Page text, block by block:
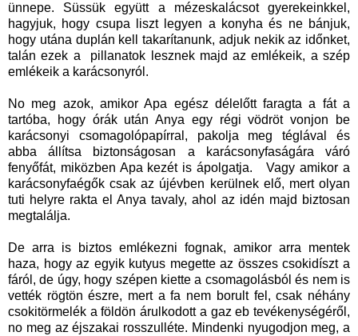
ünnepe. Süssük együtt a mézeskalácsot gyerekeinkkel,
hagyjuk, hogy csupa liszt legyen a konyha és ne bánjuk,
hogy utána duplán kell takarítanunk, adjuk nekik az időnket,
talán ezek a pillanatok lesznek majd az emlékeik, a szép
emlékeik a karácsonyról.
No meg azok, amikor Apa egész délelőtt faragta a fát a
tartóba, hogy órák után Anya egy régi vödröt vonjon be
karácsonyi csomagolópapírral, pakolja meg téglával és
abba állítsa biztonságosan a karácsonyfaságára váró
fenyőfát, miközben Apa kezét is ápolgatja. Vagy amikor a
karácsonyfaégők csak az újévben kerülnek elő, mert olyan
tuti helyre rakta el Anya tavaly, ahol az idén majd biztosan
megtalálja.
De arra is biztos emlékezni fognak, amikor arra mentek
haza, hogy az egyik kutyus megette az összes csokidíszt a
fáról, de úgy, hogy szépen kiette a csomagolásból és nem is
vették rögtön észre, mert a fa nem borult fel, csak néhány
csokitörmelék a földön árulkodott a gaz eb tevékenységéről,
no meg az éjszakai rosszulléte. Mindenki nyugodjon meg, a